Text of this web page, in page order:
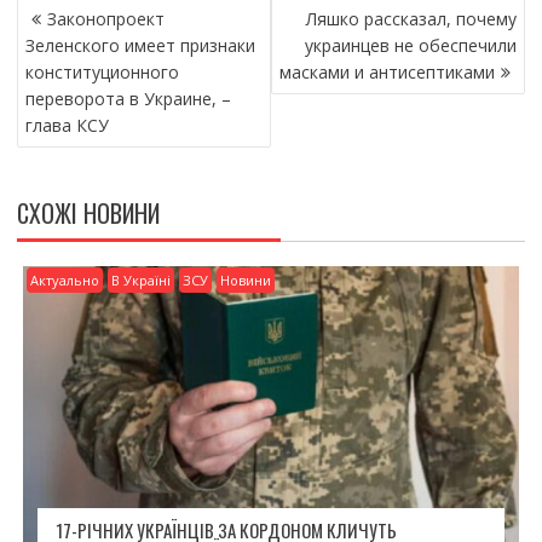
b
o
o
k
er
и
т
и
НАВІГАЦІЯ
ЗАПИСІВ
Законопроект
Зеленского имеет признаки
конституционного
переворота в Украине, –
глава КСУ
Ляшко рассказал, почему
украинцев не обеспечили
масками и антисептиками
СХОЖІ НОВИНИ
Актуально В Україні ЗСУ Новини
17-РІЧНИХ УКРАЇНЦІВ ЗА КОРДОНОМ КЛИЧУТЬ